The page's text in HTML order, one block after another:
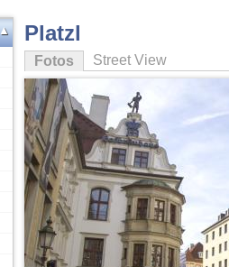
Platzl
Fotos Street View